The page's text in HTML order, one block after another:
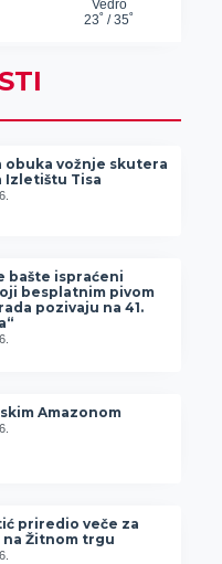
obuka vožnje skutera
Izletištu Tisa
bašte ispraćeni
besplatnim pivom
pozivaju na 41.
Amazonom
priredio veče za
na Žitnom trgu